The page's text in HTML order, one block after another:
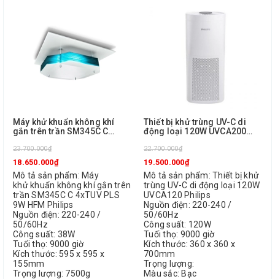
Máy khử khuẩn không khí
gắn trên trần SM345C C
23.700.000₫
18.650.000₫
Mô tả sản phẩm: Máy
khử khuẩn không khí gắn trên
trần SM345C C 4xTUV PLS
9W HFM Philips
Nguồn điện: 220-240 /
50/60Hz
Công suất: 38W
Tuổi thọ: 9000 giờ
Kích thước: 595 x 595 x
155mm
Trọng lượng: 7500g
Thiết bị khử trùng UV-C di
động loại 120W UVCA200
22.700.000₫
19.500.000₫
Mô tả sản phẩm: Thiết bị khử
trùng UV-C di động loại 120W
UVCA120 Philips
Nguồn điện: 220-240 /
50/60Hz
Công suất: 120W
Tuổi thọ: 9000 giờ
Kích thước: 360 x 360 x
700mm
Trọng lượng:
Màu sắc: Bạc